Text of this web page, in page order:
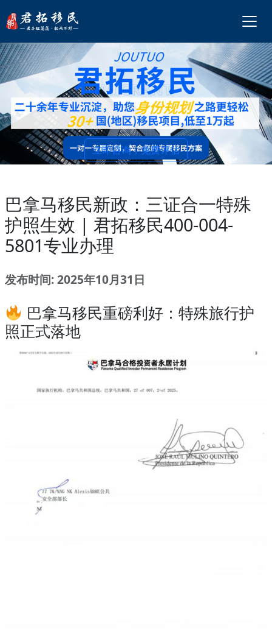
立即咨询，免费评估
巴拿马移民新政：三证合一特殊
护照生效 | 君拓移民400-004-
5801专业办理
发布时间: 2025年10月31日
巴拿马移民重磅利好：特殊旅行护
照正式落地